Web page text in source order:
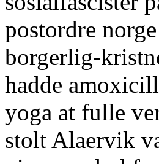
postordre
borgerlig-
hadde
yoga at fulle
stolt Alaervik